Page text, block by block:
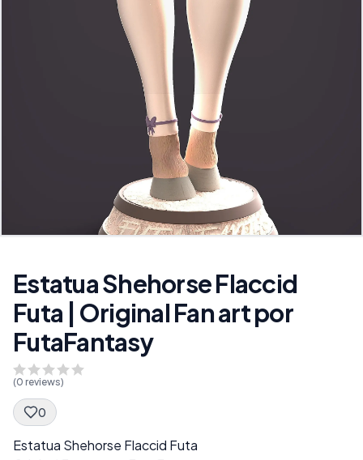
Estatua Shehorse Flaccid
Futa | Original Fan art por
FutaFantasy
(0 reviews)
0
Spec Description
Estatua Shehorse Flaccid Futa